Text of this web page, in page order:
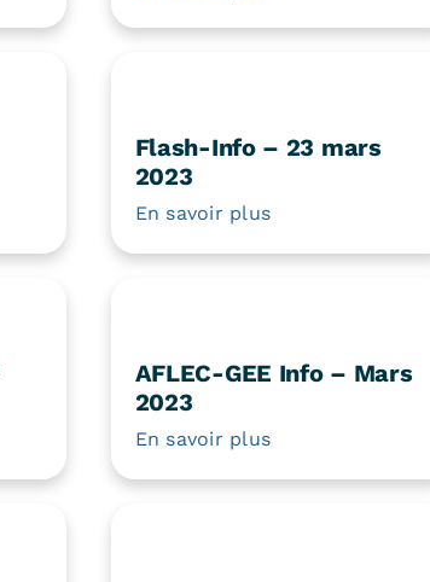
Flash-Info – 23 mars
2023
En savoir plus
AFLEC-GEE Info – Mars
2023
En savoir plus